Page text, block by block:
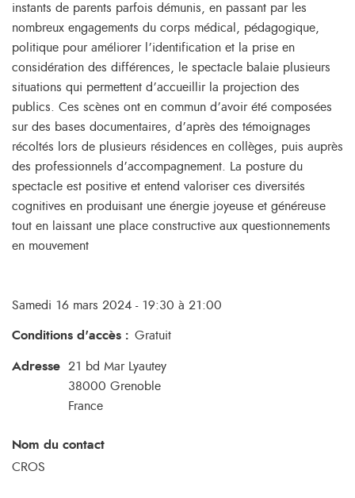
instants de parents parfois démunis, en passant par les
nombreux engagements du corps médical, pédagogique,
politique pour améliorer l’identification et la prise en
considération des différences, le spectacle balaie plusieurs
situations qui permettent d’accueillir la projection des
publics. Ces scènes ont en commun d’avoir été composées
sur des bases documentaires, d’après des témoignages
récoltés lors de plusieurs résidences en collèges, puis auprès
des professionnels d’accompagnement. La posture du
spectacle est positive et entend valoriser ces diversités
cognitives en produisant une énergie joyeuse et généreuse
tout en laissant une place constructive aux questionnements
en mouvement
Samedi 16 mars 2024 - 19:30 à 21:00
Conditions d'accès : Gratuit
Adresse
21 bd Mar Lyautey
38000 Grenoble
France
Nom du contact
CROS